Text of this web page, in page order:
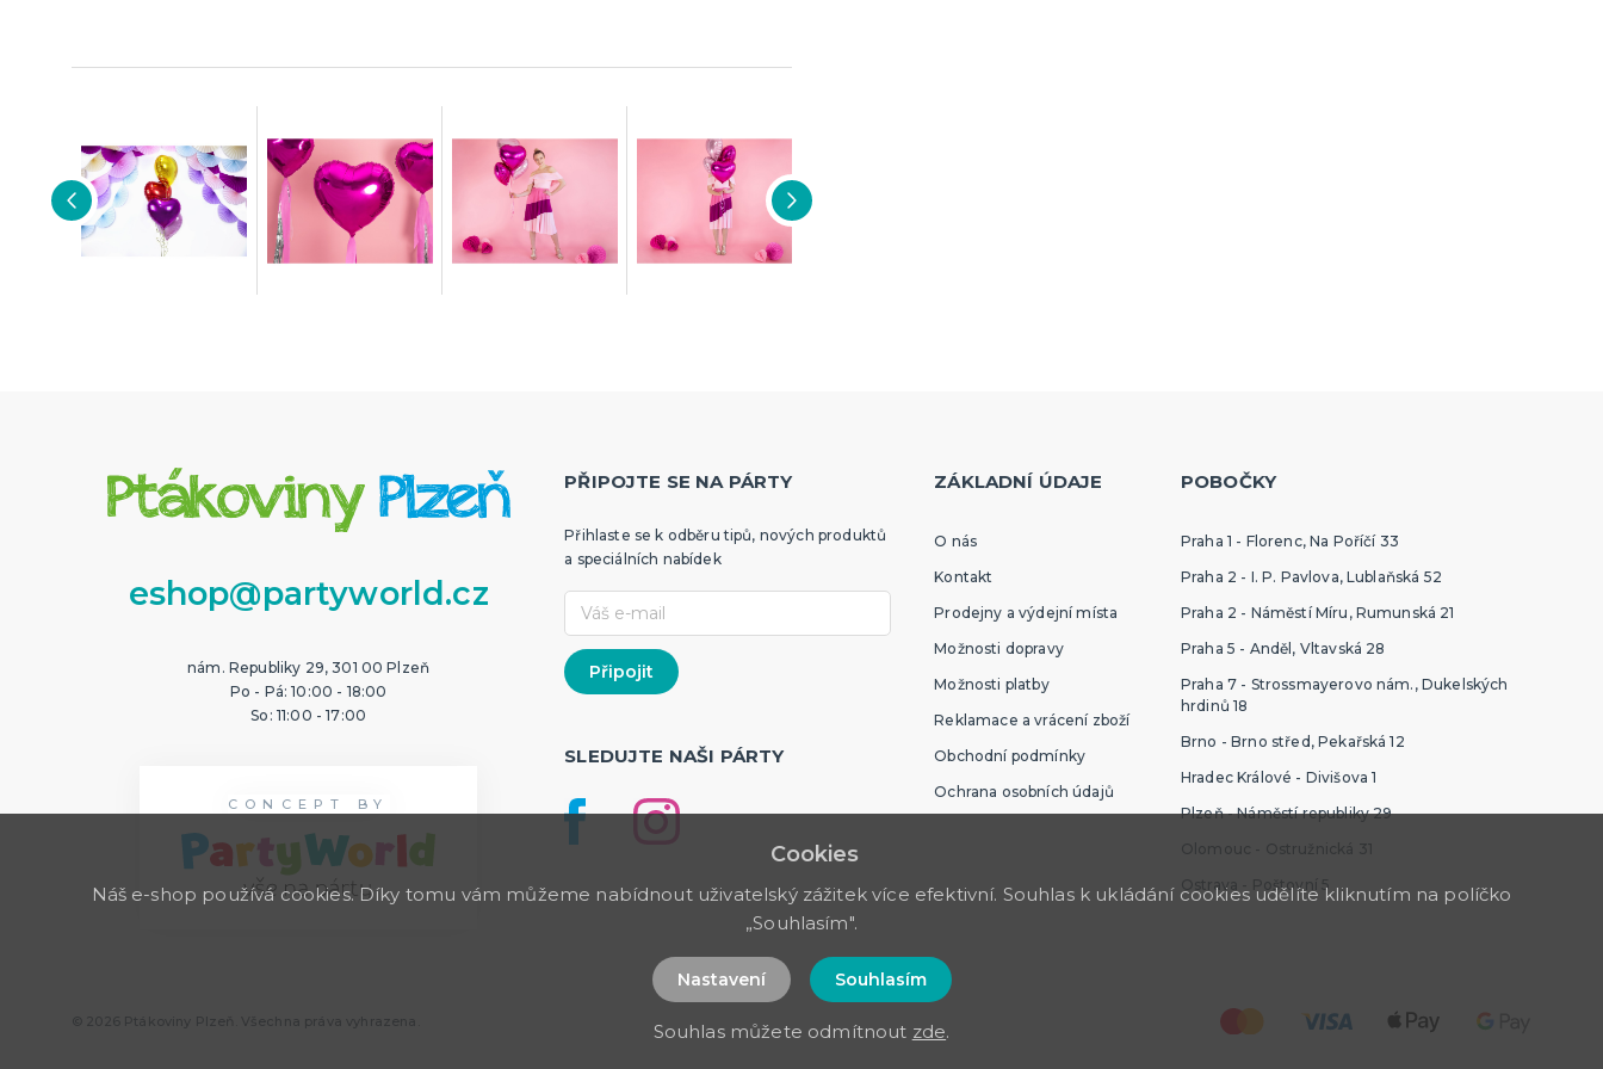
eshop@partyworld.cz
nám. Republiky 29, 301 00 Plzeň
Po - Pá: 10:00 - 18:00
So: 11:00 - 17:00
CONCEPT BY
PŘIPOJTE SE NA PÁRTY
Přihlaste se k odběru tipů, nových produktů
a speciálních nabídek
SLEDUJTE NAŠI PÁRTY
ZÁKLADNÍ ÚDAJE
O nás
Kontakt
Prodejny a výdejní místa
Možnosti dopravy
Možnosti platby
Reklamace a vrácení zboží
Obchodní podmínky
Ochrana osobních údajů
POBOČKY
Praha 1 - Florenc, Na Poříčí 33
Praha 2 - I. P. Pavlova, Lublaňská 52
Praha 2 - Náměstí Míru, Rumunská 21
Praha 5 - Anděl, Vltavská 28
Praha 7 - Strossmayerovo nám., Dukelských
hrdinů 18
Brno - Brno střed, Pekařská 12
Hradec Králové - Divišova 1
Plzeň - Náměstí republiky 29
Olomouc - Ostružnická 31
Ostrava - Poštovní 5
© 2026 Ptákoviny Plzeň. Všechna práva vyhrazena.
Cookies
Náš e-shop používá cookies. Díky tomu vám můžeme nabídnout uživatelský zážitek více efektivní. Souhlas k ukládání cookies udělíte kliknutím na políčko
„Souhlasím".
Nastavení Souhlasím
Souhlas můžete odmítnout zde.